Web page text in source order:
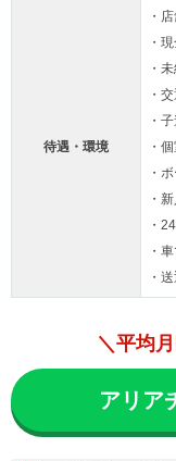
待遇・環境
・
・
・
・
・
・
・
・
・
・
・
＼平均
アリア